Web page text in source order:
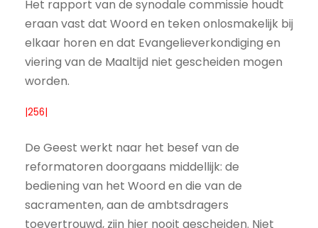
Het rapport van de synodale commissie houdt
eraan vast dat Woord en teken onlosmakelijk bij
elkaar horen en dat Evangelieverkondiging en
viering van de Maaltijd niet gescheiden mogen
worden.
|256|
De Geest werkt naar het besef van de
reformatoren doorgaans middellijk: de
bediening van het Woord en die van de
sacramenten, aan de ambtsdragers
toevertrouwd, zijn hier nooit gescheiden. Niet